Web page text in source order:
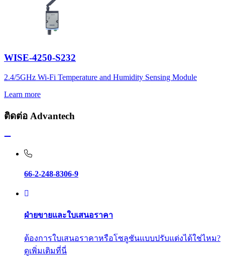
WISE-4250-S232
2.4/5GHz Wi-Fi Temperature and Humidity Sensing Module
Learn more
ติดต่อ Advantech
66-2-248-8306-9
ฝ่ายขายและใบเสนอราคา
ต้องการใบเสนอราคาหรือโซลูชันแบบปรับแต่งได้ใช่ไหม?
ดูเพิ่มเติมที่นี่